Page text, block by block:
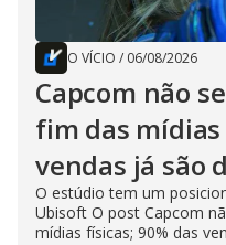
O VÍCIO / 06/08/2026
Capcom não
fim das mídias
vendas já são
O estúdio tem um
Ubisoft O post Capcom
mídias físicas; 90% das